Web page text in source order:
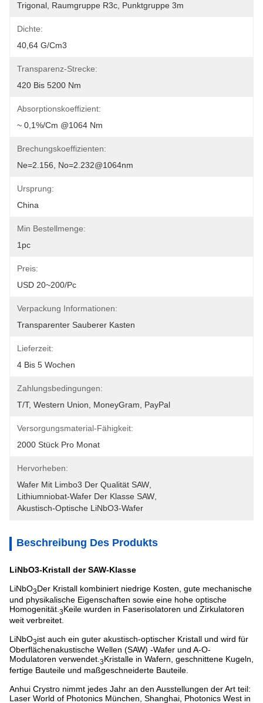
Trigonal, Raumgruppe R3c, Punktgruppe 3m
Dichte:
40,64 G/cm3
Transparenz-Strecke:
420 Bis 5200 Nm
Absorptionskoeffizient:
~ 0,1%/cm @1064 Nm
Brechungskoeffizienten:
Ne=2.156, No=2.232@1064nm
Ursprung:
China
Min Bestellmenge:
1pc
Preis:
USD 20~200/pc
Verpackung Informationen:
Transparenter Sauberer Kasten
Lieferzeit:
4 Bis 5 Wochen
Zahlungsbedingungen:
T/T, Western Union, MoneyGram, PayPal
Versorgungsmaterial-Fähigkeit:
2000 Stück Pro Monat
Hervorheben:
Wafer Mit Limbo3 Der Qualität SAW
Lithiumniobat-Wafer Der Klasse SAW
Akustisch-Optische LiNbO3-Wafer
Beschreibung Des Produkts
LiNbO3-Kristall der SAW-Klasse
LiNbO3Der Kristall kombiniert niedrige Kosten, gute mechanische
und physikalische Eigenschaften sowie eine hohe optische
Homogenität. 3Keile wurden in Faserisolatoren und Zirkulatoren
weit verbreitet.
LiNbO3ist auch ein guter akustisch-optischer Kristall und wird für
Oberflächenakustische Wellen (SAW) -Wafer und A-O-
Modulatoren verwendet.3Kristalle in Wafern, geschnittene Kugeln,
fertige Bauteile und maßgeschneiderte Bauteile.
Anhui Crystro nimmt jedes Jahr an den Ausstellungen der Art teil:
Laser World of Photonics München, Shanghai, Photonics West in